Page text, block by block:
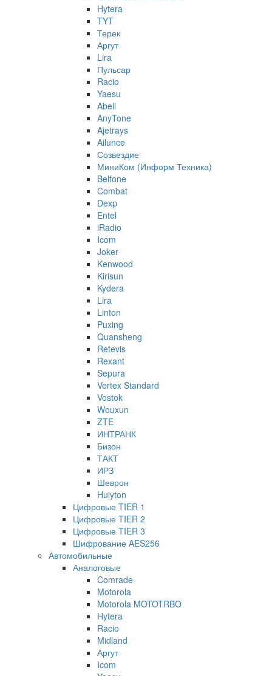
Hytera
TYT
Терек
Аргут
Lira
Пульсар
Racio
Yaesu
Abell
AnyTone
Ajetrays
Ailunce
Созвездие
МиниКом (Информ Техника)
Belfone
Combat
Dexp
Entel
iRadio
Icom
Joker
Kenwood
Kirisun
Kydera
Lira
Linton
Puxing
Quansheng
Retevis
Rexant
Sepura
Vertex Standard
Vostok
Wouxun
ZTE
ИНТРАНК
Бизон
ТАКТ
ИРЗ
Шеврон
Huiyton
Цифровые TIER 1
Цифровые TIER 2
Цифровые TIER 3
Шифрование AES256
Автомобильные
Аналоговые
Comrade
Motorola
Motorola MOTOTRBO
Hytera
Racio
Midland
Аргут
Icom